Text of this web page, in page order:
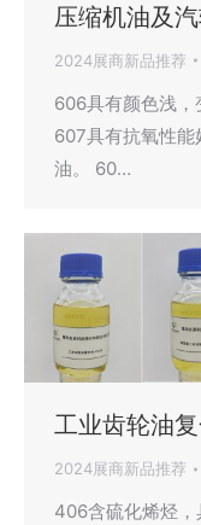
压缩机油及
2024展商新品推荐
606具有颜色浅，
607具有抗氧性
油。 60…
工业齿轮油复
2024展商新品推荐
406含硫化烯烃